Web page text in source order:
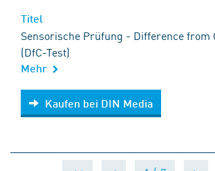
Sensorische Prüfung - Difference from
(DfC-Test)
Mehr
Kaufen bei DIN Media
Kaufen bei DIN Media